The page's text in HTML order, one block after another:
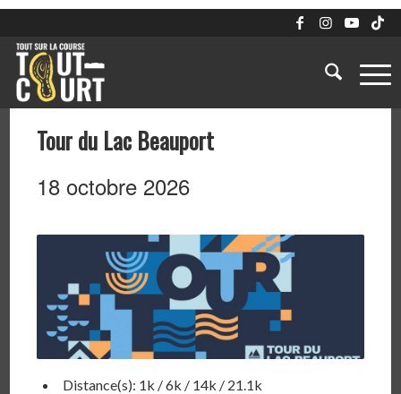
Tour du Lac Beauport
18 octobre 2026
Distance(s): 1k / 6k / 14k / 21.1k